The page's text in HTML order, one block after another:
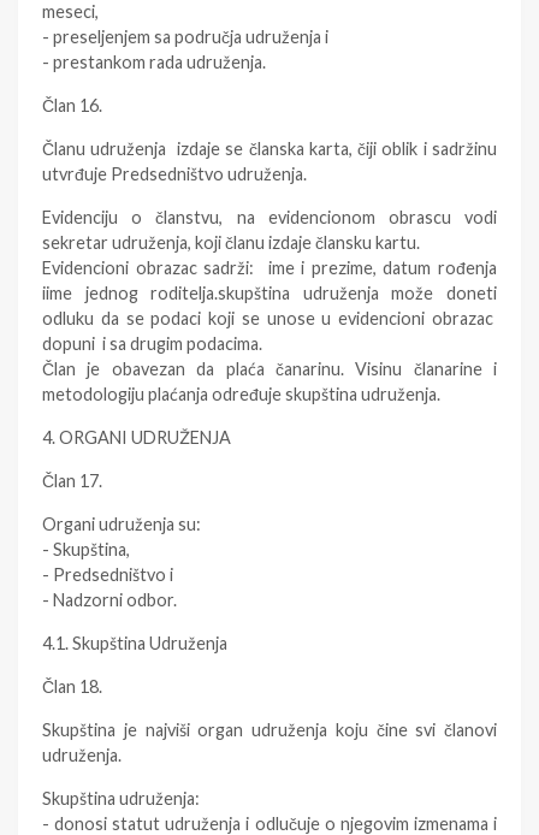
meseci,
- preseljenjem sa područja udruženja i
- prestankom rada udruženja.
Član 16.
Članu udruženja izdaje se članska karta, čiji oblik i sadržinu
utvrđuje Predsedništvo udruženja.
Evidenciju o članstvu, na evidencionom obrascu vodi
sekretar udruženja, koji članu izdaje člansku kartu.
Evidencioni obrazac sadrži: ime i prezime, datum rođenja
iime jednog roditelja.skupština udruženja može doneti
odluku da se podaci koji se unose u evidencioni obrazac
dopuni i sa drugim podacima.
Član je obavezan da plaća čanarinu. Visinu članarine i
metodologiju plaćanja određuje skupština udruženja.
4. ORGANI UDRUŽENJA
Član 17.
Organi udruženja su:
- Skupština,
- Predsedništvo i
- Nadzorni odbor.
4.1. Skupština Udruženja
Član 18.
Skupština je najviši organ udruženja koju čine svi članovi
udruženja.
Skupština udruženja:
- donosi statut udruženja i odlučuje o njegovim izmenama i